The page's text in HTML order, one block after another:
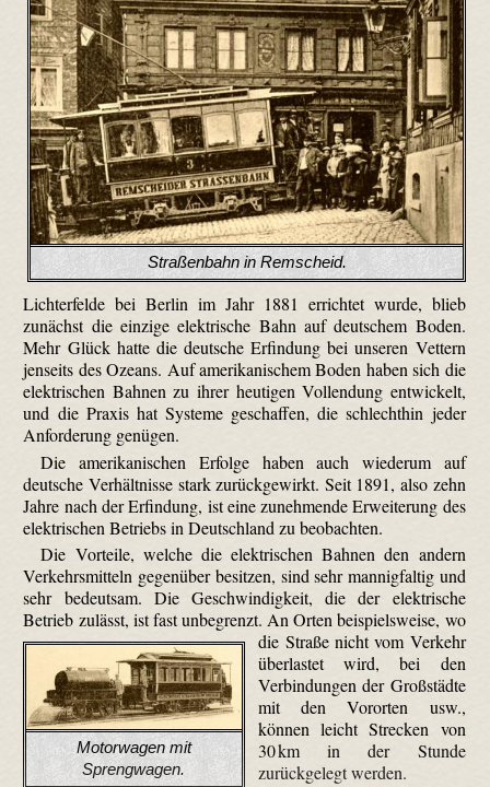
Straßenbahn in Remscheid.
Lichterfelde bei Berlin im Jahr 1881 errichtet wurde, blieb
zunächst die einzige elektrische Bahn auf deutschem Boden.
Mehr Glück hatte die deutsche Erfindung bei unseren Vettern
jenseits des Ozeans. Auf amerikanischem Boden haben sich die
elektrischen Bahnen zu ihrer heutigen Vollendung entwickelt,
und die Praxis hat Systeme geschaffen, die schlechthin jeder
Anforderung genügen.
Die amerikanischen Erfolge haben auch wiederum auf
deutsche Verhältnisse stark zurückgewirkt. Seit 1891, also zehn
Jahre nach der Erfindung, ist eine zunehmende Erweiterung des
elektrischen Betriebs in Deutschland zu beobachten.
Die Vorteile, welche die elektrischen Bahnen den andern
Verkehrsmitteln gegenüber besitzen, sind sehr mannigfaltig und
sehr bedeutsam. Die Geschwindigkeit, die der elektrische
Betrieb zulässt, ist fast unbegrenzt.
Motorwagen mit
Sprengwagen.
An Orten beispielsweise, wo
die Straße nicht vom Verkehr
überlastet wird, bei den
Verbindungen der Großstädte
mit den Vororten usw.,
können leicht Strecken von
30 km in der Stunde
zurückgelegt werden.